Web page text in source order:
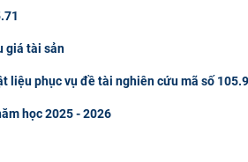
giá tài sản
liệu phục vụ đề tài nghiên cứu mã số
học 2025 - 2026